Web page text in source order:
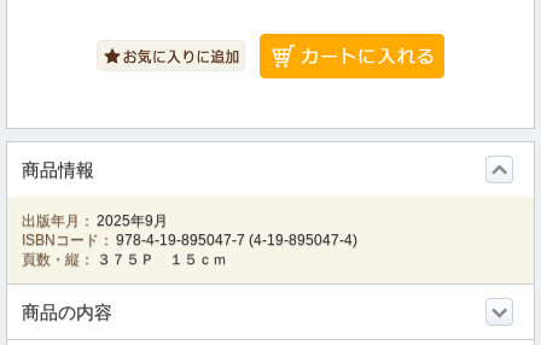
商品情報
出版年月： 2025年9月
ISBNコード： 978-4-19-895047-7 (4-19-895047-4)
頁数・縦：
３７５Ｐ １５ｃｍ
商品の内容